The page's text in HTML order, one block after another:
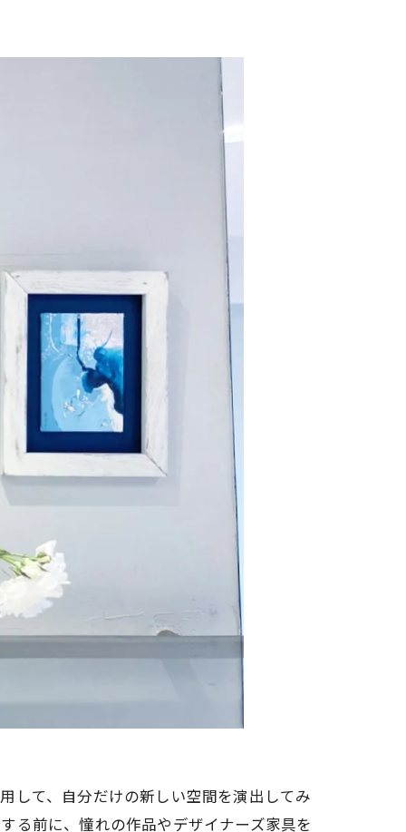
して、自分だけの新しい空間を演出してみ
る前に、憧れの作品やデザイナーズ家具を